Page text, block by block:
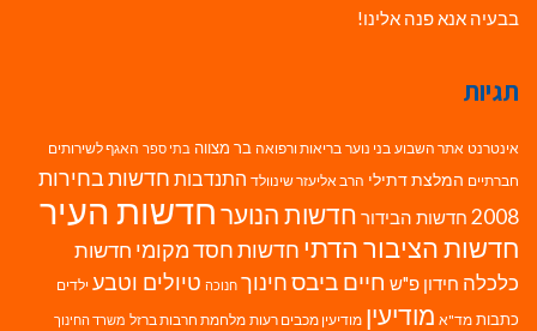
בבעיה אנא פנה אלינו!
תגיות
אינטרנט אתר השבוע בני נוער בריאות ורפואה בר מצווה בתי ספר האגף לשירותים
חברתיים המלצת דתילי הרב אליעזר שינוולד התנדבות חדשות בחירות
2008 חדשות הבידור חדשות הנוערחדשות העיר
חדשות הציבור הדתי חדשות חסד מקומי חדשות
כלכלה חידון פ"ש חיים ביבסחינוך חנוכה טיולים וטבע ילדים
כתבות מד"א מודיעין מודיעין מכבים רעות מלחמת חרבות ברזל משרד החינוך